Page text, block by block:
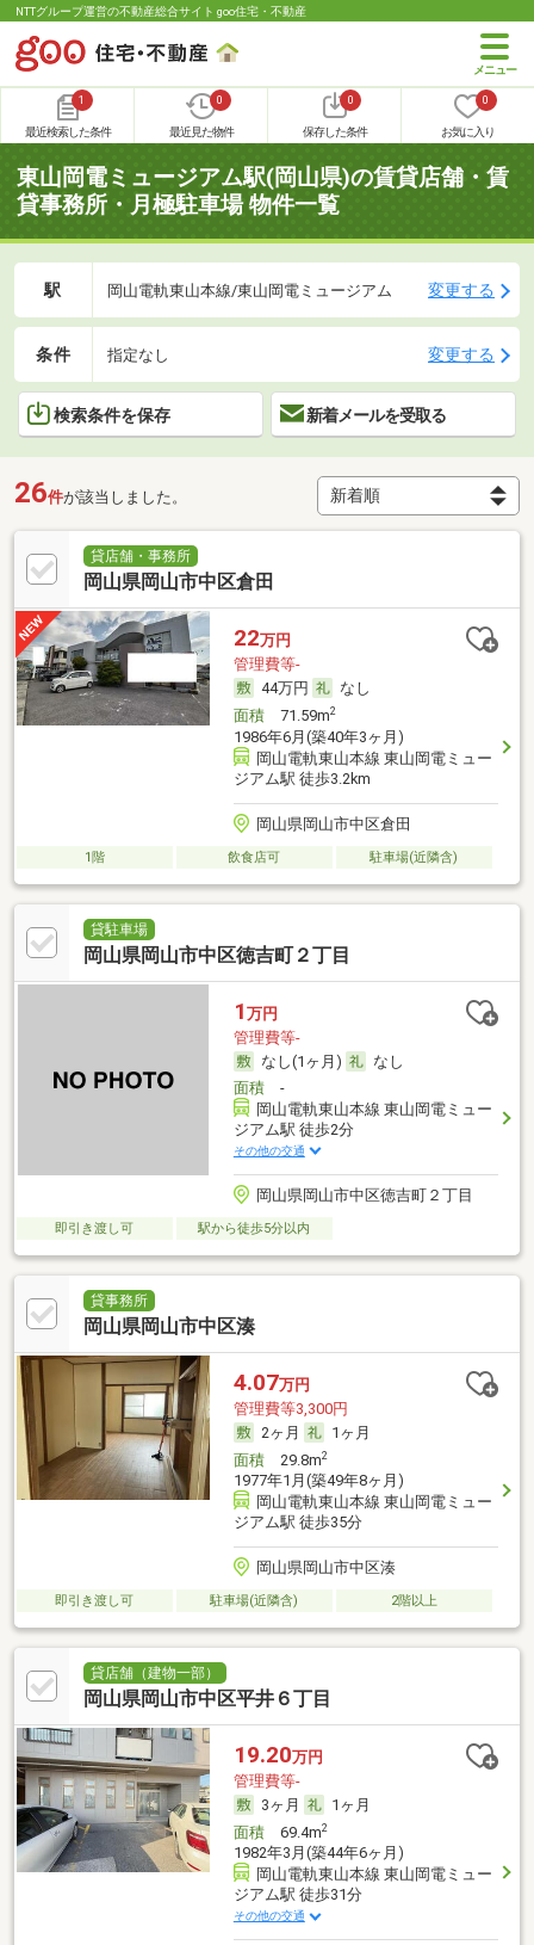
NTTグループ運営の不動産総合サイト goo住宅・不動産
1
最近検索した条件
0
最近見た物件
0
保存した条件
0
お気に入り
東山岡電ミュージアム駅(岡山県)の賃貸店舗・賃
貸事務所・月極駐車場 物件一覧
駅 岡山電軌東山本線/東山岡電ミュージアム 変更する
条件 指定なし 変更する
検索条件を保存 新着メールを受取る
26件が該当しました。
貸店舗・事務所
岡山県岡山市中区倉田
22万円
管理費等-
44万円
なし
面積71.59m2
1986年6月(築40年3ヶ月)
岡山電軌東山本線 東山岡電ミュー
ジアム駅 徒歩3.2km
岡山県岡山市中区倉田
1階 飲食店可 駐車場(近隣含)
貸駐車場
岡山県岡山市中区徳吉町２丁目
1 万円
管理費等-
なし(1ヶ月)
なし
面積-
岡山電軌東山本線 東山岡電ミュー
ジアム駅 徒歩2分
その他の交通
岡山県岡山市中区徳吉町２丁目
即引き渡し可 駅から徒歩5分以内
貸事務所
岡山県岡山市中区湊
4.07万円
管理費等3,300円
2ヶ月
1ヶ月
面積29.8m2
1977年1月(築49年8ヶ月)
岡山電軌東山本線 東山岡電ミュー
ジアム駅 徒歩35分
岡山県岡山市中区湊
即引き渡し可 駐車場(近隣含) 2階以上
貸店舗（建物一部）
岡山県岡山市中区平井６丁目
19.20万円
管理費等-
3ヶ月
1ヶ月
面積69.4m2
1982年3月(築44年6ヶ月)
岡山電軌東山本線 東山岡電ミュー
ジアム駅 徒歩31分
その他の交通